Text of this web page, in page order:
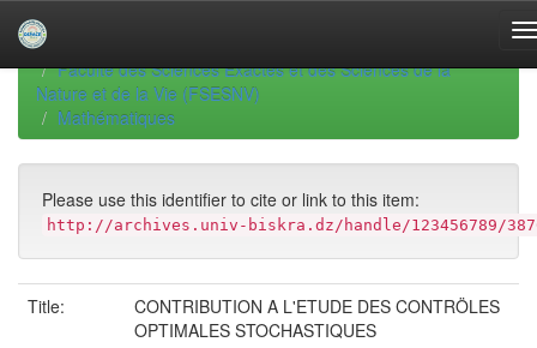
navigationUniversity of Biskra Repository
Faculté des Sciences Exactes et des Sciences de la
Nature et de la Vie (FSESNV)
Mathématiques
Please use this identifier to cite or link to this item:
http://archives.univ-biskra.dz/handle/123456789/
Title:
CONTRIBUTION A L'ETUDE DES CONTRÖLES
OPTIMALES STOCHASTIQUES